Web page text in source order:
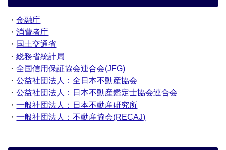
・金融庁
・消費者庁
・ 国土交通省
・総務省統計局
・全国信用保証協会連合会(JFG)
・公益社団法人：全日本不動産協会
・公益社団法人：日本不動産鑑定士協会連合会
・一般社団法人：日本不動産研究所
・一般社団法人：不動産協会(RECAJ)